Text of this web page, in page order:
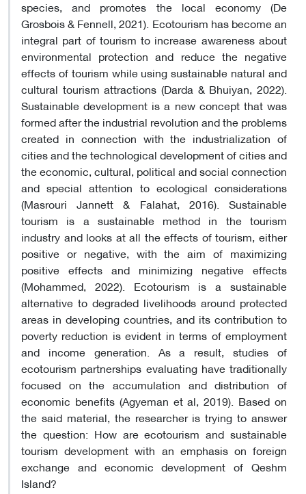
species, and promotes the local economy (De
Grosbois & Fennell, 2021). Ecotourism has become an
integral part of tourism to increase awareness about
environmental protection and reduce the negative
effects of tourism while using sustainable natural and
cultural tourism attractions (Darda & Bhuiyan, 2022).
Sustainable development is a new concept that was
formed after the industrial revolution and the problems
created in connection with the industrialization of
cities and the technological development of cities and
the economic, cultural, political and social connection
and special attention to ecological considerations
(Masrouri Jannett & Falahat, 2016). Sustainable
tourism is a sustainable method in the tourism
industry and looks at all the effects of tourism, either
positive or negative, with the aim of maximizing
positive effects and minimizing negative effects
(Mohammed, 2022). Ecotourism is a sustainable
alternative to degraded livelihoods around protected
areas in developing countries, and its contribution to
poverty reduction is evident in terms of employment
and income generation. As a result, studies of
ecotourism partnerships evaluating have traditionally
focused on the accumulation and distribution of
economic benefits (Agyeman et al, 2019). Based on
the said material, the researcher is trying to answer
the question: How are ecotourism and sustainable
tourism development with an emphasis on foreign
exchange and economic development of Qeshm
Island?